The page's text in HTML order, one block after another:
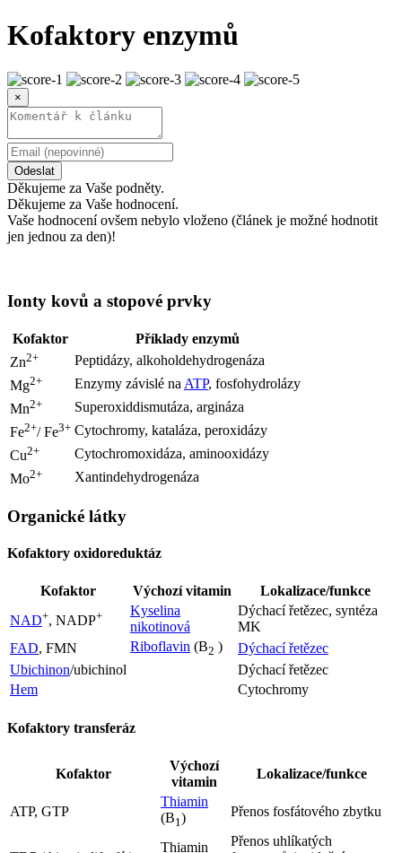
Kofaktory enzymů
×
Odeslat
Děkujeme za Vaše podněty.
Děkujeme za Vaše hodnocení.
Vaše hodnocení ovšem nebylo vloženo (článek je možné hodnotit
jen jednou za den)!
Ionty kovů a stopové prvky
Kofaktor
Příklady enzymů
Zn2+
Peptidázy, alkoholdehydrogenáza
Mg2+ Enzymy závislé na ATP, fosfohydrolázy
Mn2+
Superoxiddismutáza, argináza
Fe2+/ Fe3+ Cytochromy, kataláza, peroxidázy
Cu2+
Cytochromoxidáza, aminooxidázy
Mo2+ Xantindehydrogenáza
Organické látky
Kofaktory oxidoreduktáz
Kofaktor Výchozí vitamin
Lokalizace/funkce
NAD+, NADP+
Kyselina
nikotinová
Dýchací řetězec, syntéza
MK
FAD, FMN Riboflavin (B2 )
Dýchací řetězec
Ubichinon/ubichinol
Dýchací řetězec
Hem
Cytochromy
Kofaktory transferáz
Kofaktor
Výchozí
vitamin
Lokalizace/funkce
ATP, GTP
Thiamin
(B1) Přenos fosfátového zbytku
Thiamin
Přenos uhlíkatých